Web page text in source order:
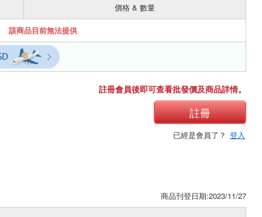
價格 & 數量
該商品目前無法提供
註冊會員後即可查看批發價及商品詳情。
註冊
已經是會員了？ 登入
商品刊登日期:2023/11/27